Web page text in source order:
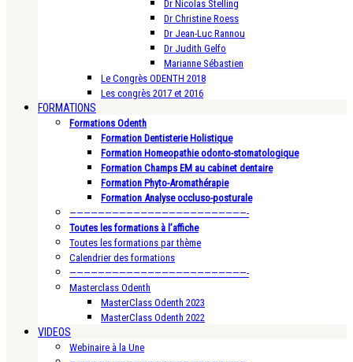
Dr Nicolas Stelling
Dr Christine Roess
Dr Jean-Luc Rannou
Dr Judith Gelfo
Marianne Sébastien
Le Congrès ODENTH 2018
Les congrès 2017 et 2016
FORMATIONS
Formations Odenth
Formation Dentisterie Holistique
Formation Homeopathie odonto-stomatologique
Formation Champs EM au cabinet dentaire
Formation Phyto-Aromathérapie
Formation Analyse occluso-posturale
—————————————————————————-
Toutes les formations à l’affiche
Toutes les formations par thème
Calendrier des formations
—————————————————————————-
Masterclass Odenth
MasterClass Odenth 2023
MasterClass Odenth 2022
VIDEOS
Webinaire à la Une